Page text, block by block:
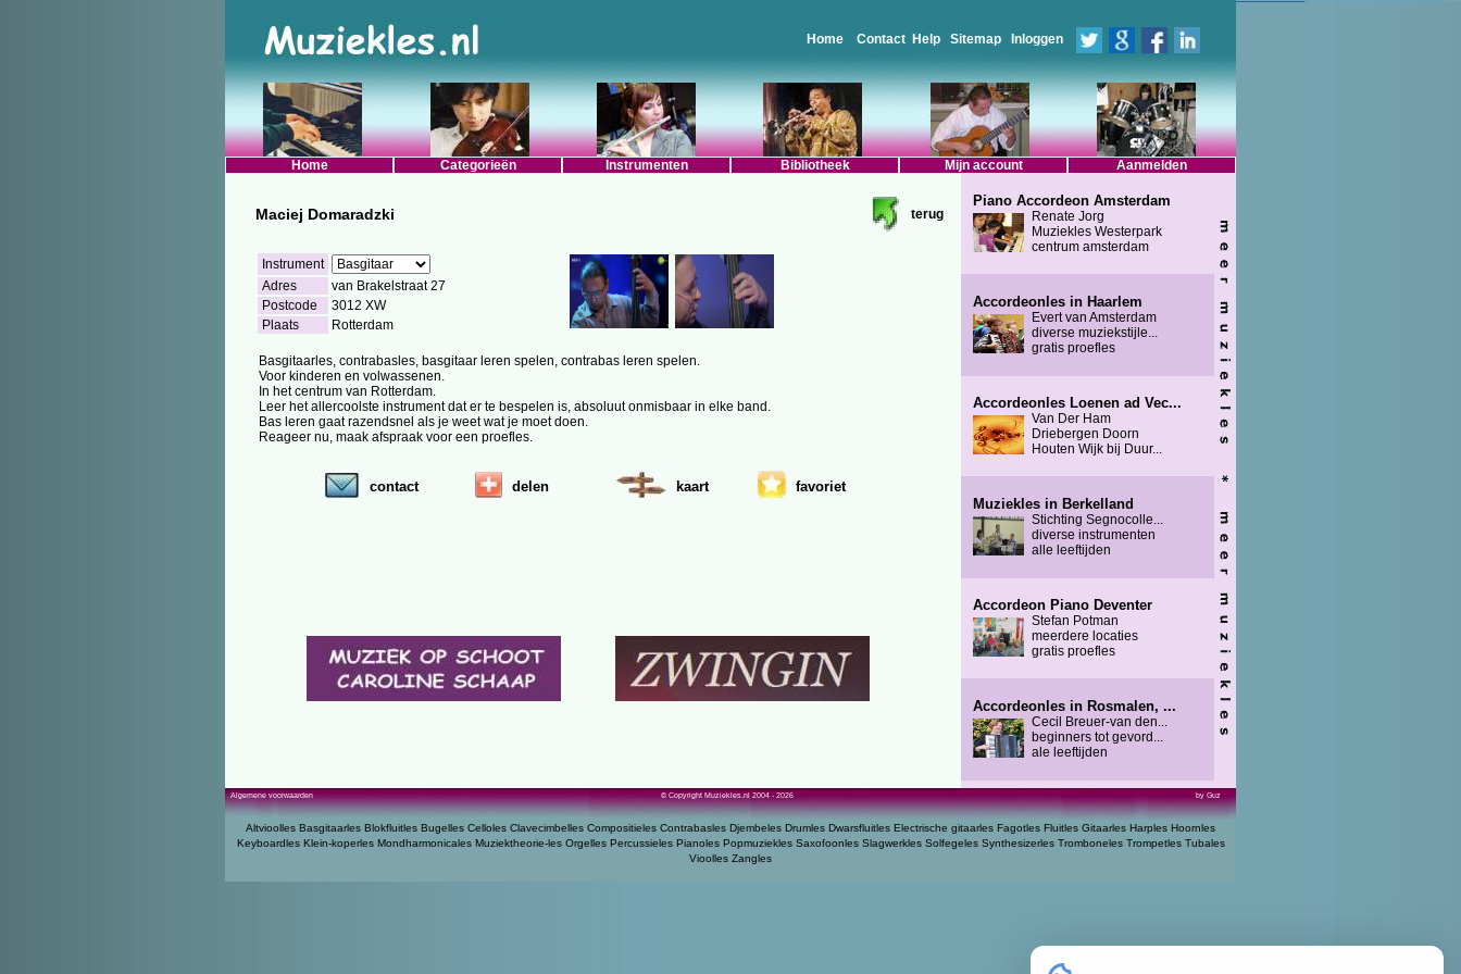
Home Contact Help Sitemap Inloggen
Home Categorieën Instrumenten Bibliotheek Mijn account Aanmelden
Maciej Domaradzki terug
Instrument
Adres
van Brakelstraat 27
Postcode
3012 XW
Plaats
Rotterdam
Basgitaarles, contrabasles, basgitaar leren spelen, contrabas leren spelen.
Voor kinderen en volwassenen.
In het centrum van Rotterdam.
Leer het allercoolste instrument dat er te bespelen is, absoluut onmisbaar in elke band.
Bas leren gaat razendsnel als je weet wat je moet doen.
Reageer nu, maak afspraak voor een proefles.
contact delen kaart favoriet
Piano Accordeon Amsterdam
Renate Jorg
Muziekles Westerpark
centrum amsterdam
Accordeonles in Haarlem
Evert van Amsterdam
diverse muziekstijle...
gratis proefles
Accordeonles Loenen ad Vec...
Van Der Ham
Driebergen Doorn
Houten Wijk bij Duur...
Muziekles in Berkelland
Stichting Segnocolle...
diverse instrumenten
alle leeftijden
Accordeon Piano Deventer
Stefan Potman
meerdere locaties
gratis proefles
Accordeonles in Rosmalen, ...
Cecil Breuer-van den...
beginners tot gevord...
ale leeftijden
Algemene voorwaarden © Copyright Muziekles.nl 2004 - 2026 by Guz
Altvioolles Basgitaarles Blokfluitles Bugelles Celloles Clavecimbelles Compositieles Contrabasles Djembeles Drumles Dwarsfluitles Electrische gitaarles Fagotles Fluitles Gitaarles Harples Hoornles
Keyboardles Klein-koperles Mondharmonicales Muziektheorie-les Orgelles Percussieles Pianoles Popmuziekles Saxofoonles Slagwerkles Solfegeles Synthesizerles Tromboneles Trompetles Tubales
Vioolles Zangles